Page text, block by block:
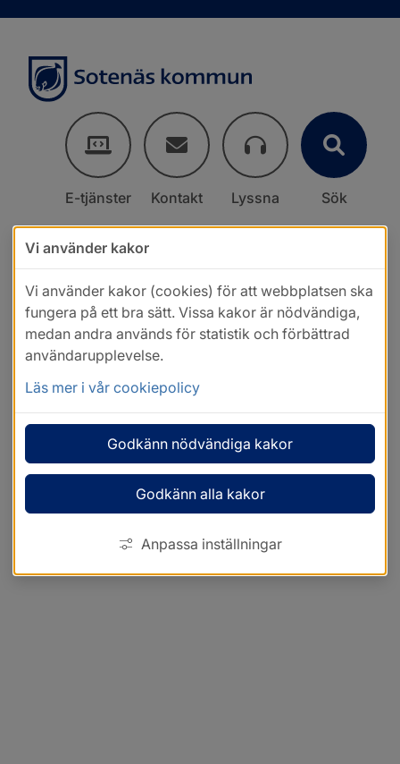
E-tjänster Kontakt Lyssna Sök
Vi använder kakor
Vi använder kakor (cookies) för att webbplatsen ska
fungera på ett bra sätt. Vissa kakor är nödvändiga,
medan andra används för statistik och förbättrad
användarupplevelse.
Läs mer i vår cookiepolicy
Godkänn nödvändiga kakor
Godkänn alla kakor
Anpassa inställningar